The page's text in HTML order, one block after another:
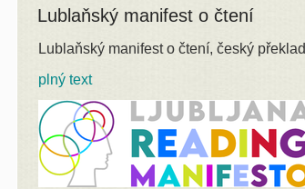
Lublaňský manifest o čtení
Lublaňský manifest o čtení, český překlad
plný text